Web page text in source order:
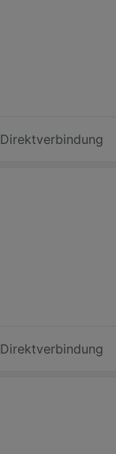
Direktverbindung
Direktverbindung